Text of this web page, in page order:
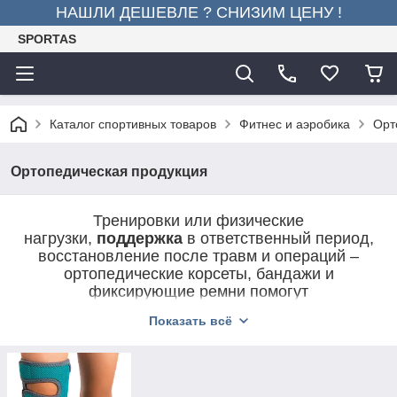
НАШЛИ ДЕШЕВЛЕ ? СНИЗИМ ЦЕНУ !
SPORTAS
Каталог спортивных товаров Фитнес и аэробика
Ортопедическая продукция
Тренировки или физические
нагрузки, поддержкав ответственный период,
восстановление после травм и операций –
ортопедические корсеты, бандажи и
фиксирующие ремни помогут
1.Позволяют улучшить самочувствие людей, которых
беспокоят боли в суставах или спине
Показать всё